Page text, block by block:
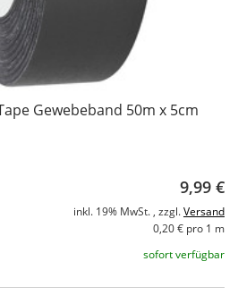
Gewebeband 50m x 5cm
9,99 €
inkl. 19% MwSt. , zzgl. Versand
0,20 € pro 1 m
sofort verfügbar